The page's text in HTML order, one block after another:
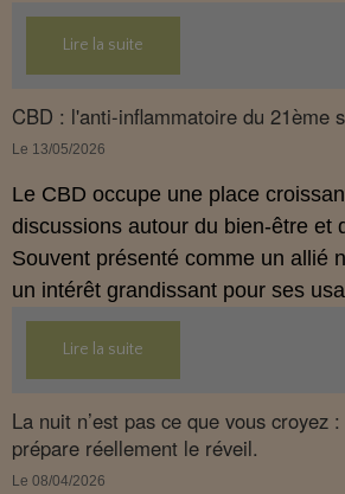
mise au point claire, moderne et
réglementation française de 2026,
comprendre comment le CBD
approche globale de prévention.
Lire la suite
CBD : l'anti-inflammatoire du 21ème
Le 13/05/2026
Le CBD occupe une place
discussions autour du bien‑être et
Souvent présenté comme un allié
un intérêt grandissant pour ses
son interaction avec le système
Cet article propose une mise au
et conforme à la réglementation
Lire la suite
La nuit n’est pas ce que vous croyez
prépare réellement le réveil.
Le 08/04/2026